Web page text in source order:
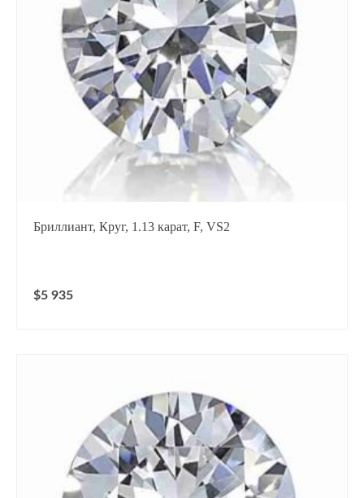
Бриллиант, Круг, 1.13 карат, F, VS2
$5 935